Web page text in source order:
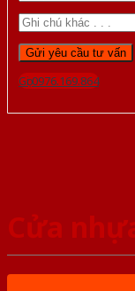
Gọi 0976.169.864
Cửa